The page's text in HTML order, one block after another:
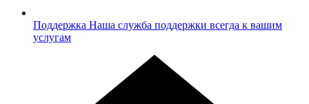
Поддержка Наша служба поддержки всегда к вашим
услугам